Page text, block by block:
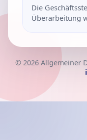
Die
Überarbeitung
© 2026 Allgemeiner